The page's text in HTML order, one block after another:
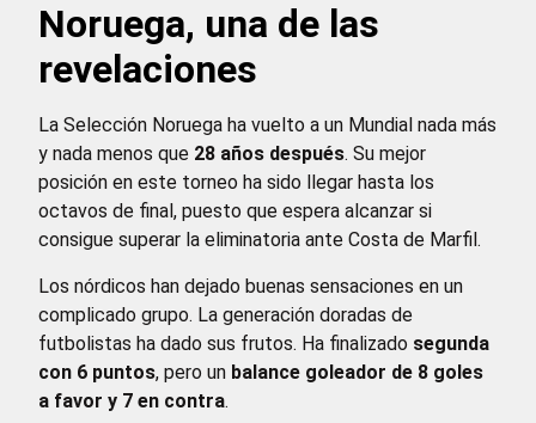
Noruega, una de las
revelaciones
La Selección Noruega ha vuelto a un Mundial nada más
y nada menos que 28 años después. Su mejor
posición en este torneo ha sido llegar hasta los
octavos de final, puesto que espera alcanzar si
consigue superar la eliminatoria ante Costa de Marfil.
Los nórdicos han dejado buenas sensaciones en un
complicado grupo. La generación doradas de
futbolistas ha dado sus frutos. Ha finalizado segunda
con 6 puntos, pero un balance goleador de 8 goles
a favor y 7 en contra.